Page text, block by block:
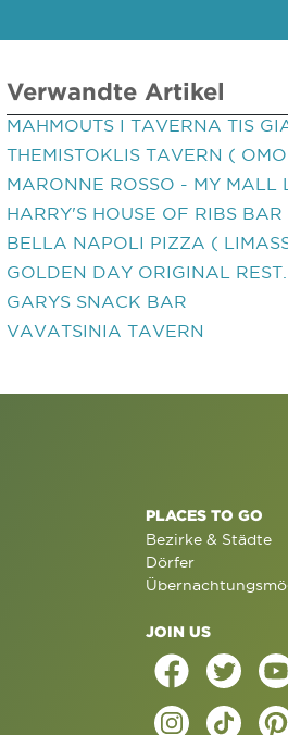
Verwandte Artikel
MAHMOUTS I TAVERNA TIS
THEMISTOKLIS TAVERN (
MARONNE ROSSO - MY MALL
HARRY'S HOUSE OF RIBS BAR
BELLA NAPOLI PIZZA (
GOLDEN DAY ORIGINAL REST.
GARYS SNACK BAR
VAVATSINIA TAVERN
PLACES TO GO
Bezirke & Städte
Dörfer
JOIN US